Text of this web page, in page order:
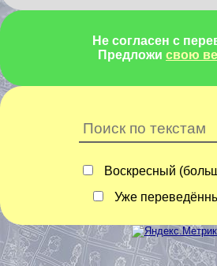
Не согласен с
Предложи свою
Воскресный
Уже